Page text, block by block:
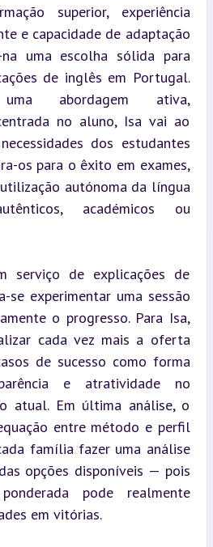
superior, experiência
e capacidade de adaptação
na uma escolha sólida para
de inglês em Portugal.
abordagem ativa,
no aluno, Isa vai ao
dos estudantes
os para o êxito em exames,
autónoma da língua
académicos ou
serviço de explicações de
se experimentar uma sessão
o progresso. Para Isa,
cada vez mais a oferta
de sucesso como forma
e atratividade no
atual. Em última análise, o
entre método e perfil
família fazer uma análise
opções disponíveis — pois
pode realmente
em vitórias.